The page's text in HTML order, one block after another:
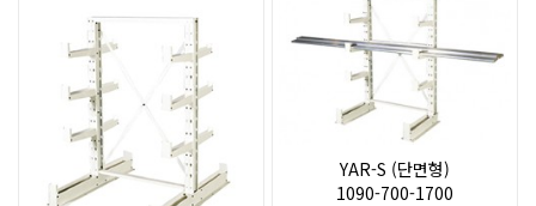
YAR-S (단면형)
1090-700-1700